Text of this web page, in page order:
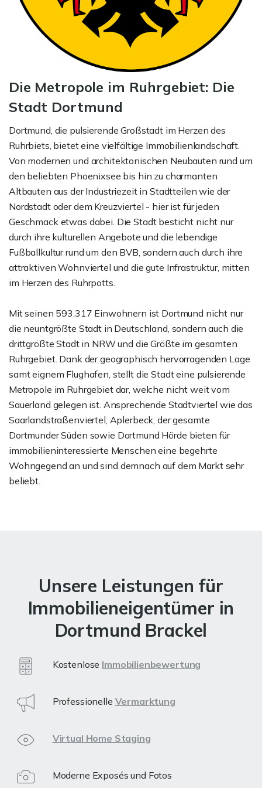
Die Metropole im Ruhrgebiet: Die
Stadt Dortmund
Dortmund, die pulsierende Großstadt im Herzen des
Ruhrbiets, bietet eine vielfältige Immobilienlandschaft.
Von modernen und architektonischen Neubauten rund um
den beliebten Phoenixsee bis hin zu charmanten
Altbauten aus der Industriezeit in Stadtteilen wie der
Nordstadt oder dem Kreuzviertel - hier ist für jeden
Geschmack etwas dabei. Die Stadt besticht nicht nur
durch ihre kulturellen Angebote und die lebendige
Fußballkultur rund um den BVB, sondern auch durch ihre
attraktiven Wohnviertel und die gute Infrastruktur, mitten
im Herzen des Ruhrpotts.
Mit seinen 593.317 Einwohnern ist Dortmund nicht nur
die neuntgrößte Stadt in Deutschland, sondern auch die
drittgrößte Stadt in NRW und die Größte im gesamten
Ruhrgebiet. Dank der geographisch hervorragenden Lage
samt eignem Flughafen, stellt die Stadt eine pulsierende
Metropole im Ruhrgebiet dar, welche nicht weit vom
Sauerland gelegen ist. Ansprechende Stadtviertel wie das
Saarlandstraßenviertel, Aplerbeck, der gesamte
Dortmunder Süden sowie Dortmund Hörde bieten für
immobilieninteressierte Menschen eine begehrte
Wohngegend an und sind demnach auf dem Markt sehr
beliebt.
Unsere Leistungen für
Immobilieneigentümer in
Dortmund Brackel
Kostenlose Immobilienbewertung
Professionelle Vermarktung
Virtual Home Staging
Moderne Exposés und Fotos